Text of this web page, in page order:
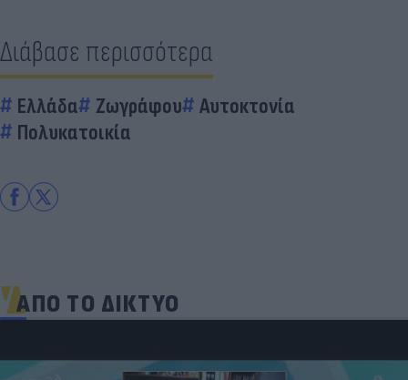
Διάβασε περισσότερα
Ελλάδα Ζωγράφου
Αυτοκτονία
Πολυκατοικία
ΑΠΟ ΤΟ ΔΙΚΤΥΟ